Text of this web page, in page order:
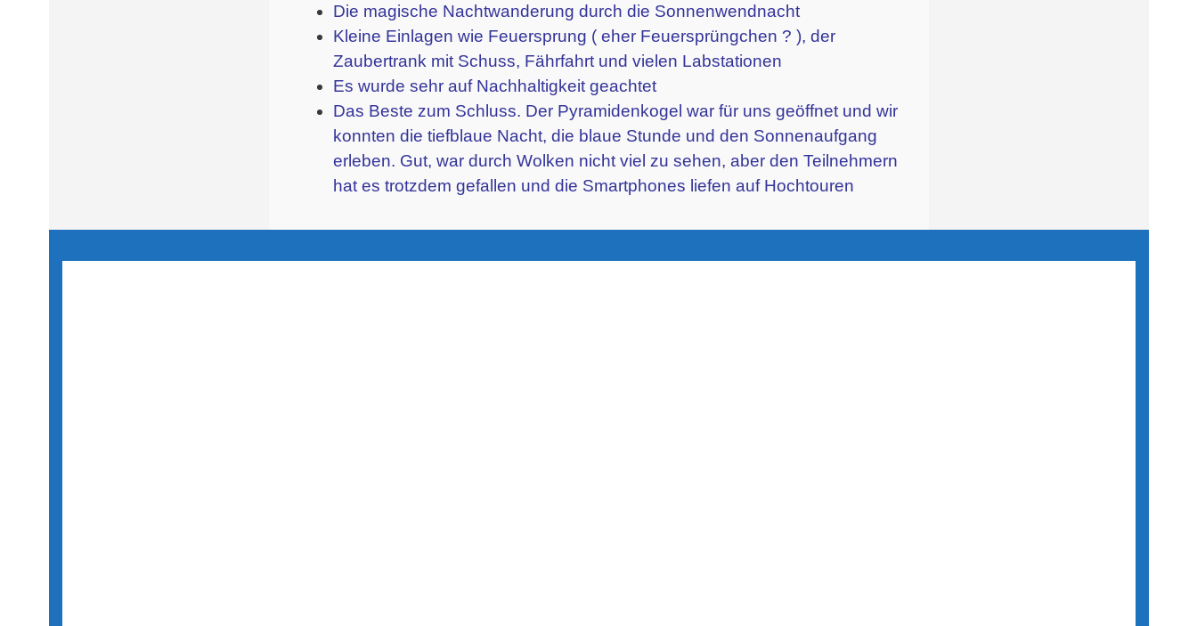
Die magische Nachtwanderung durch die Sonnenwendnacht
Kleine Einlagen wie Feuersprung ( eher Feuersprüngchen ? ), der
Zaubertrank mit Schuss, Fährfahrt und vielen Labstationen
Es wurde sehr auf Nachhaltigkeit geachtet
Das Beste zum Schluss. Der Pyramidenkogel war für uns geöffnet und wir
konnten die tiefblaue Nacht, die blaue Stunde und den Sonnenaufgang
erleben. Gut, war durch Wolken nicht viel zu sehen, aber den Teilnehmern
hat es trotzdem gefallen und die Smartphones liefen auf Hochtouren